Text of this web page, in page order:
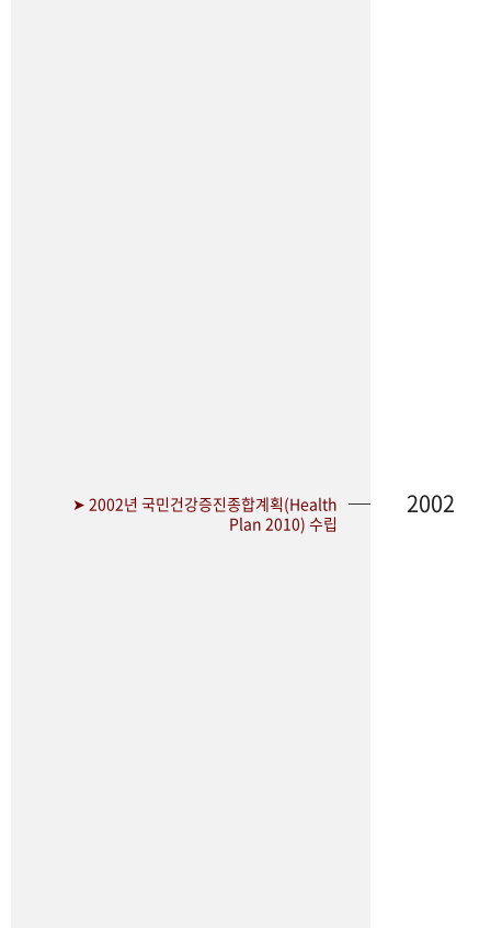
➤ 2002년 국민건강증진종합계획(Health
Plan 2010) 수립
2002